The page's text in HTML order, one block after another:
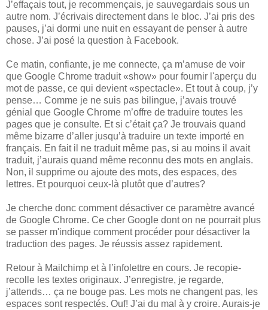
J’effaçais tout, je recommençais, je sauvegardais sous un
autre nom. J’écrivais directement dans le bloc. J’ai pris des
pauses, j’ai dormi une nuit en essayant de penser à autre
chose. J’ai posé la question à Facebook.
Ce matin, confiante, je me connecte, ça m’amuse de voir
que Google Chrome traduit «show» pour fournir l'aperçu du
mot de passe, ce qui devient «spectacle». Et tout à coup, j’y
pense… Comme je ne suis pas bilingue, j’avais trouvé
génial que Google Chrome m’offre de traduire toutes les
pages que je consulte. Et si c’était ça? Je trouvais quand
même bizarre d’aller jusqu’à traduire un texte importé en
français. En fait il ne traduit même pas, si au moins il avait
traduit, j’aurais quand même reconnu des mots en anglais.
Non, il supprime ou ajoute des mots, des espaces, des
lettres. Et pourquoi ceux-là plutôt que d’autres?
Je cherche donc comment désactiver ce paramètre avancé
de Google Chrome. Ce cher Google dont on ne pourrait plus
se passer m'indique comment procéder pour désactiver la
traduction des pages. Je réussis assez rapidement.
Retour à Mailchimp et à l’infolettre en cours. Je recopie-
recolle les textes originaux. J’enregistre, je regarde,
j’attends… ça ne bouge pas. Les mots ne changent pas, les
espaces sont respectés. Ouf! J’ai du mal à y croire. Aurais-je